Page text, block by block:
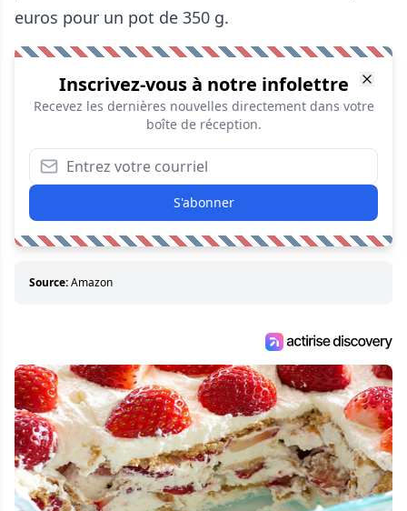
euros pour un pot de 350 g.
Inscrivez-vous à notre infolettre
Recevez les dernières nouvelles directement dans votre
boîte de réception.
S'abonner
Source:Amazon